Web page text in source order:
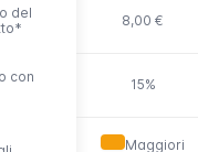
del
con
del
8,00 €
con
15%
Maggiori